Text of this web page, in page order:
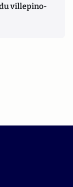
villepino-